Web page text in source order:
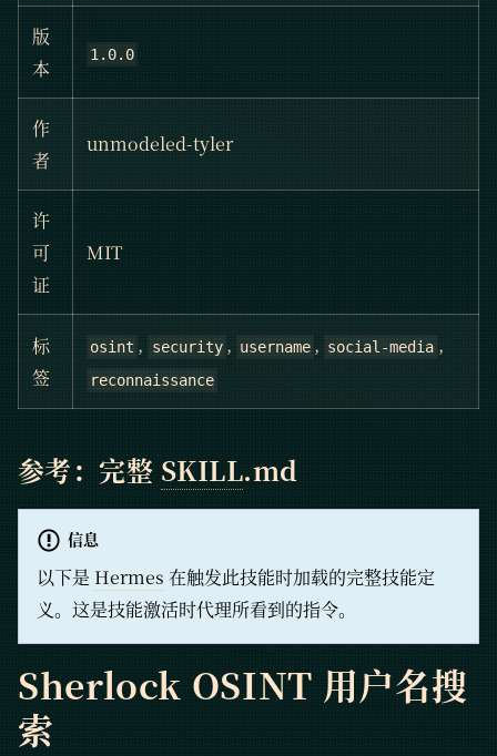
版
本
1.0.0
作
者
unmodeled-tyler
许
可
证
MIT
标
签
osint , security , username , social-media ,
reconnaissance
参考：完整 SKILL.md
信息
以下是 Hermes 在触发此技能时加载的完整技能定
义。这是技能激活时代理所看到的指令。
Sherlock OSINT 用户名搜
索